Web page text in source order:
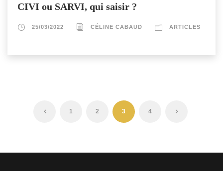
CIVI ou SARVI, qui saisir ?
25/03/2022 CÉLINE CABAUD ARTICLES
1 2 3 4